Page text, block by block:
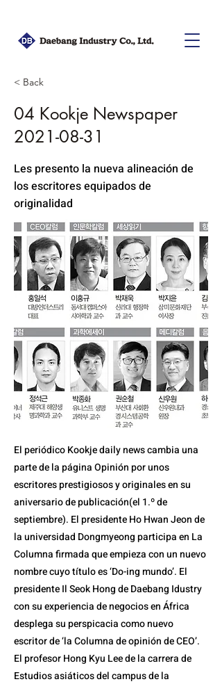
< Back
04 Kookje Newspaper
2021-08-31
Les presento la nueva alineación de
los escritores equipados de
originalidad
El periódico Kookje daily news cambia una
parte de la página Opinión por unos
escritores prestigiosos y originales en su
aniversario de publicación(el 1.º de
septiembre). El presidente Ho Hwan Jeon de
la universidad Dongmyeong participa en La
Columna firmada que empieza con un nuevo
nombre cuyo título es ‘Do-ing mundo’. El
presidente Il Seok Hong de Daebang Idustry
con su experiencia de negocios en África
desplega su perspicacia como nuevo
escritor de ‘la Columna de opinión de CEO’.
El profesor Hong Kyu Lee de la carrera de
Estudios asiáticos del campus de la